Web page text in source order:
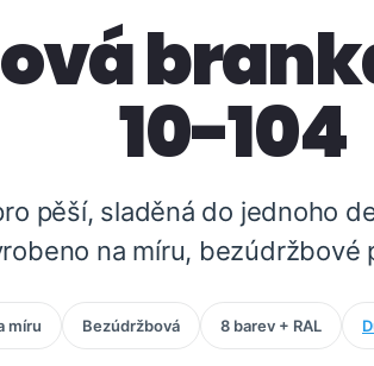
10-104
pěší, sladěná do jednoho
na míru, bezúdržbové
míru Bezúdržbová 8 barev + RAL